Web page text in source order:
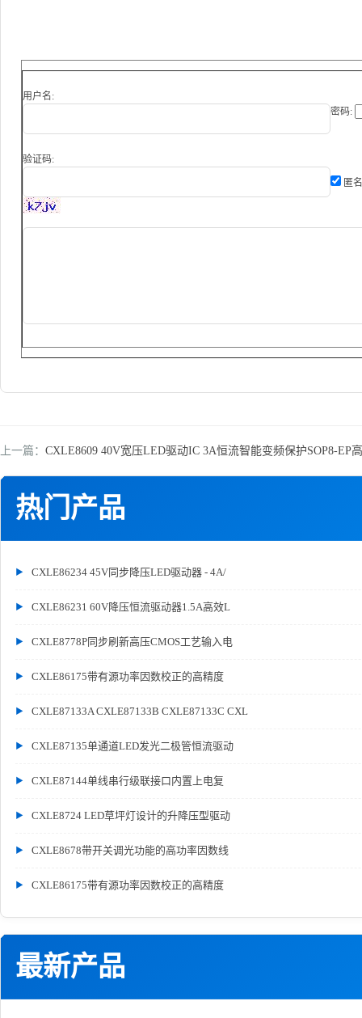
热门产品
CXLE86234 45V同步降压LED驱动器 - 4A/
CXLE86231 60V降压恒流驱动器1.5A高效L
CXLE8778P同步刷新高压CMOS工艺输入电
CXLE86175带有源功率因数校正的高精度
CXLE87133A CXLE87133B CXLE87133C CXL
CXLE87135单通道LED发光二极管恒流驱动
CXLE87144单线串行级联接口内置上电复
CXLE8724 LED草坪灯设计的升降压型驱动
CXLE8678带开关调光功能的高功率因数线
CXLE86175带有源功率因数校正的高精度
最新产品
用户名:
密码:
验证码:
匿
上一篇： CXLE8609 40V宽压LED驱动IC 3A恒流智能变频保护SOP8-EP